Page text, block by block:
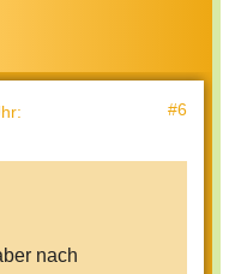
: #6
nach